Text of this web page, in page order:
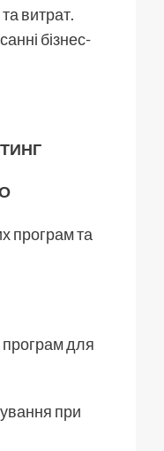
витрат.
бізнес-
програм та
програм для
при